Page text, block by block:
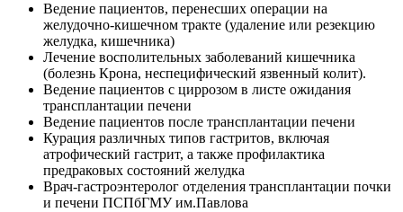
Ведение пациентов, перенесших операции на
желудочно-кишечном тракте (удаление или резекцию
желудка, кишечника)
Лечение восполительных заболеваний кишечника
(болезнь Крона, неспецифический язвенный колит).
Ведение пациентов с циррозом в листе ожидания
трансплантации печени
Ведение пациентов после трансплантации печени
Курация различных типов гастритов, включая
атрофический гастрит, а также профилактика
предраковых состояний желудка
Врач-гастроэнтеролог отделения трансплантации почки
и печени ПСПбГМУ им.Павлова